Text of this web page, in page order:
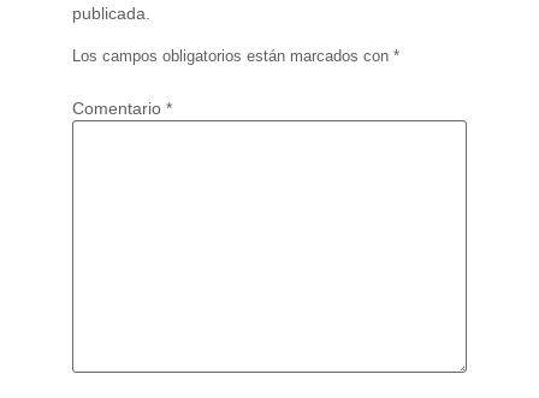
publicada.
Los campos obligatorios están marcados con *
Comentario *